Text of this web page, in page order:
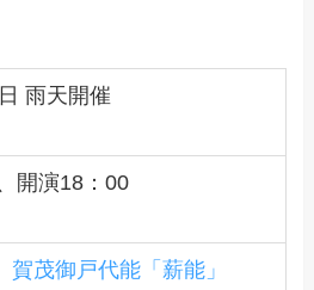
雨天開催
開演18：00
賀茂御戸代能「薪能」